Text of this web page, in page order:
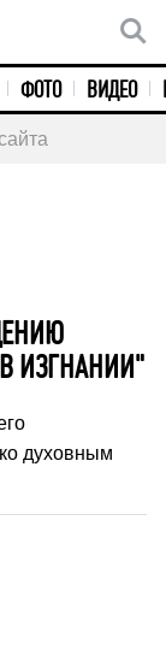
ФОТО ВИДЕО
ИЗГНАНИИ"
духовным